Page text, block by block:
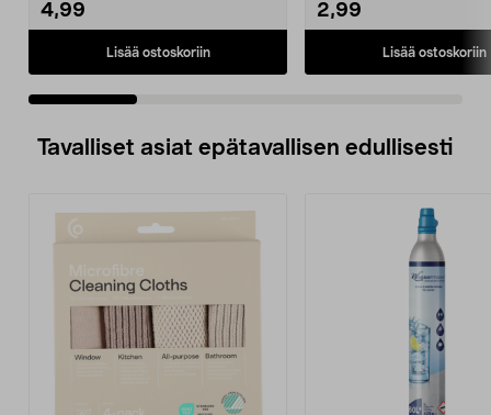
4,99
Lisää ostoskoriin
2,99
Lisää ostoskoriin
Tavalliset asiat epätavallisen edullisesti